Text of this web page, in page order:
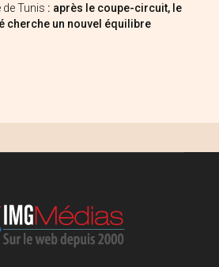
Tunis : après le coupe-circuit, le
cherche un nouvel équilibre